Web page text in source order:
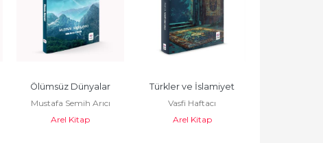
Ölümsüz Dünyalar
Mustafa Semih Arıcı
Arel Kitap
Türkler ve İslamiyet
Vasfi Haftacı
Arel Kitap